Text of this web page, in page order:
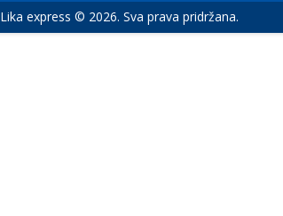
Lika express © 2026. Sva prava pridržana.